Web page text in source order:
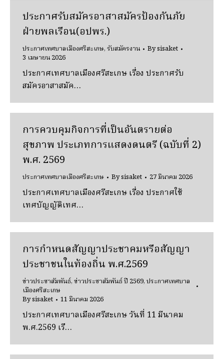
ประกาศรับสมัครอาสาสมัครป้องกันภัย
ฝ่ายพลเรือน(อปพร.)
ประกาศเทศบาลเมืองศรีสะเกษ,รับสมัครงาน Bysisaket
3 เมษายน 2026
ประกาศเทศบาลเมืองศรีสะเกษ เรื่อง ประกาศรับ
สมัครอาสาสมัค…
การควบคุมกิจการที่เป็นอันตรายต่อ
สุขภาพ ประเภทการแสดงดนตรี (ฉบับที่ 2)
พ.ศ. 2569
ประกาศเทศบาลเมืองศรีสะเกษ Bysisaket 27 มีนาคม 2026
ประกาศเทศบาลเมืองศรีสะเกษ เรื่อง ประกาศใช้
เทศบัญญัติเทศ…
การกำหนดสัญญาประชาคมหรือสัญญา
ประชาชนในท้องถิ่น พ.ศ.2569
ข่าวประชาสัมพันธ์,ข่าวประชาสัมพันธ์ ปี 2569,ประกาศเทศบาล
เมืองศรีสะเกษ
Bysisaket 11 มีนาคม 2026
ประกาศเทศบาลเมืองศรีสะเกษ วันที่ 11 มีนาคม
พ.ศ.2569 เรื…